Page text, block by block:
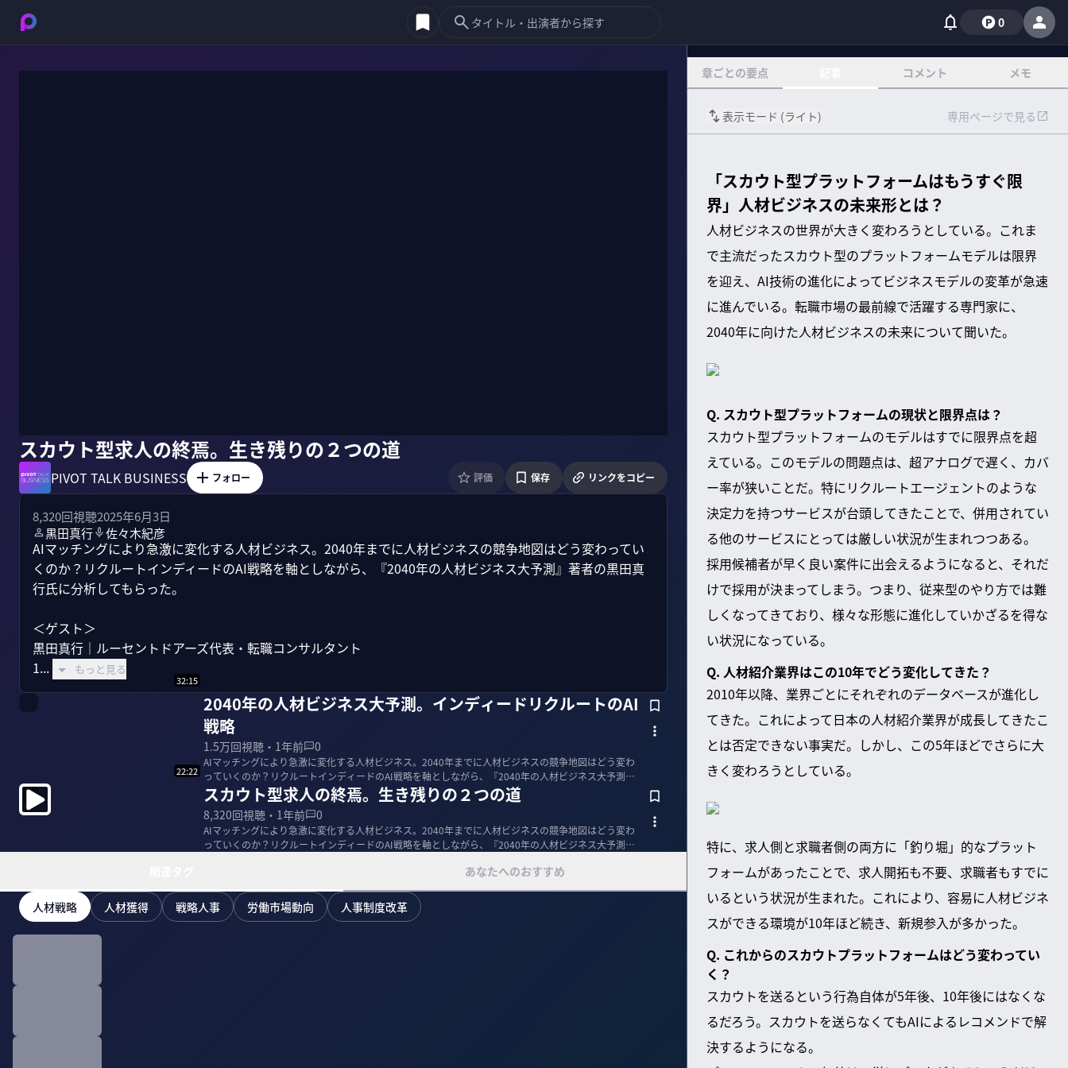
0
スカウト型求人の終焉。生き残りの２つの道
PIVOT TALK BUSINESS フォロー 評価 保存 リンクをコピー
8,320回視聴2025年6月3日
黒田真行
佐々木紀彦
AIマッチングにより急激に変化する人材ビジネス。2040年までに人材ビジネスの競争地図はどう変わってい
くのか？リクルートインディードのAI戦略を軸としながら、『2040年の人材ビジネス大予測』著者の黒田真
行氏に分析してもらった。
＜ゲスト＞
黒田真行｜ルーセントドアーズ代表・転職コンサルタント
1...
もっと見る
32:15
2040年の人材ビジネス大予測。インディードリクルートのAI
戦略
1.5万回視聴・ 1年前 0
AIマッチングにより急激に変化する人材ビジネス。2040年までに人材ビジネスの競争地図はどう変わ
っていくのか？リクルートインディードのAI戦略を軸としながら、『2040年の人材ビジネス大予測』
著者の黒...
22:22
スカウト型求人の終焉。生き残りの２つの道
8,320回視聴・ 1年前 0
AIマッチングにより急激に変化する人材ビジネス。2040年までに人材ビジネスの競争地図はどう変わ
っていくのか？リクルートインディードのAI戦略を軸としながら、『2040年の人材ビジネス大予測』
あなたへのおすすめ
人材戦略 人材獲得 戦略人事 労働市場動向 人事制度改革
章ごとの要点 コメント メモ
表示モード (ライト) 専用ページで見る
「スカウト型プラットフォームはもうすぐ限
界」人材ビジネスの未来形とは？
人材ビジネスの世界が大きく変わろうとしている。これま
で主流だったスカウト型のプラットフォームモデルは限界
を迎え、AI技術の進化によってビジネスモデルの変革が急速
に進んでいる。転職市場の最前線で活躍する専門家に、
2040年に向けた人材ビジネスの未来について聞いた。
Q. スカウト型プラットフォームの現状と限界点は？
スカウト型プラットフォームのモデルはすでに限界点を超
えている。このモデルの問題点は、超アナログで遅く、カバ
ー率が狭いことだ。特にリクルートエージェントのような
決定力を持つサービスが台頭してきたことで、併用されてい
る他のサービスにとっては厳しい状況が生まれつつある。
採用候補者が早く良い案件に出会えるようになると、それだ
けで採用が決まってしまう。つまり、従来型のやり方では難
しくなってきており、様々な形態に進化していかざるを得な
い状況になっている。
Q. 人材紹介業界はこの10年でどう変化してきた？
2010年以降、業界ごとにそれぞれのデータベースが進化し
てきた。これによって日本の人材紹介業界が成長してきたこ
とは否定できない事実だ。しかし、この5年ほどでさらに大
きく変わろうとしている。
特に、求人側と求職者側の両方に「釣り堀」的なプラット
フォームがあったことで、求人開拓も不要、求職者もすでに
いるという状況が生まれた。これにより、容易に人材ビジネ
スができる環境が10年ほど続き、新規参入が多かった。
Q. これからのスカウトプラットフォームはどう変わってい
く？
スカウトを送るという行為自体が5年後、10年後にはなくな
るだろう。スカウトを送らなくてもAIによるレコメンドで解
決するようになる。